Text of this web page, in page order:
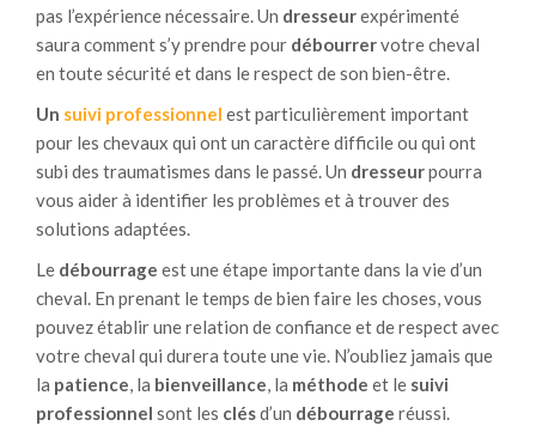
pas l’expérience nécessaire. Un dresseurexpérimenté
saura comment s’y prendre pour débourrervotre cheval
en toute sécurité et dans le respect de son bien-être.
Un suivi professionnel est particulièrement important
pour les chevaux qui ont un caractère difficile ou qui ont
subi des traumatismes dans le passé. Un dresseurpourra
vous aider à identifier les problèmes et à trouver des
solutions adaptées.
Le débourrage est une étape importante dans la vie d’un
cheval. En prenant le temps de bien faire les choses, vous
pouvez établir une relation de confiance et de respect avec
votre cheval qui durera toute une vie. N’oubliez jamais que
la patience, la bienveillance, la méthode et le suivi
professionnel sont les clésd’un débourrage réussi.